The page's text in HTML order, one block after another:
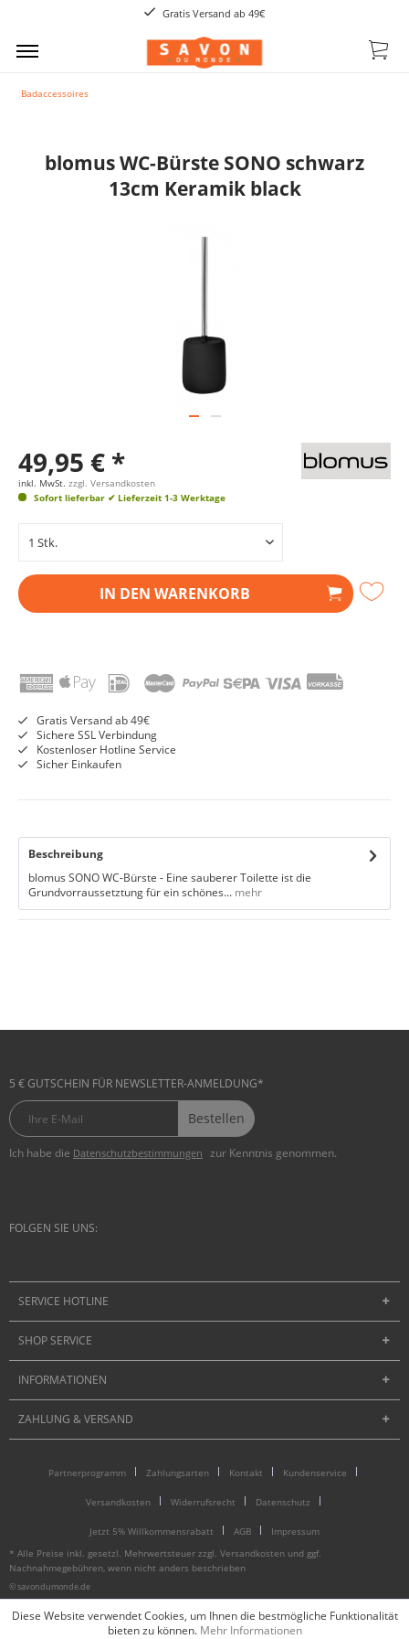
Gratis Versand ab 49€
Badaccessoires
blomus WC-Bürste SONO schwarz
13cm Keramik black
49,95 € *
inkl. MwSt. zzgl. Versandkosten
Sofort lieferbar ✔ Lieferzeit 1-3 Werktage
IN DEN WARENKORB
Gratis Versand ab 49€
Sichere SSL Verbindung
Kostenloser Hotline Service
Sicher Einkaufen
Beschreibung
blomus SONO WC-Bürste - Eine sauberer Toilette ist die
Grundvorraussetztung für ein schönes... mehr
5 € GUTSCHEIN FÜR NEWSLETTER-ANMELDUNG*
Bestellen
Ich habe die Datenschutzbestimmungen zur Kenntnis genommen.
FOLGEN SIE UNS:
SERVICE HOTLINE
SHOP SERVICE
INFORMATIONEN
ZAHLUNG & VERSAND
Partnerprogramm Zahlungsarten Kontakt Kundenservice
Versandkosten Widerrufsrecht Datenschutz
Jetzt 5% Willkommensrabatt AGB
Impressum
* Alle Preise inkl. gesetzl. Mehrwertsteuer zzgl. Versandkosten und ggf.
Nachnahmegebühren, wenn nicht anders beschrieben
© savondumonde.de
Diese Website verwendet Cookies, um Ihnen die bestmögliche Funktionalität
bieten zu können. Mehr Informationen